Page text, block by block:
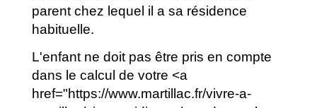
parent chez lequel il a sa résidence
habituelle.
L'enfant ne doit pas être pris en compte
dans le calcul de votre <a
href="https://www.martillac.fr/vivre-a-